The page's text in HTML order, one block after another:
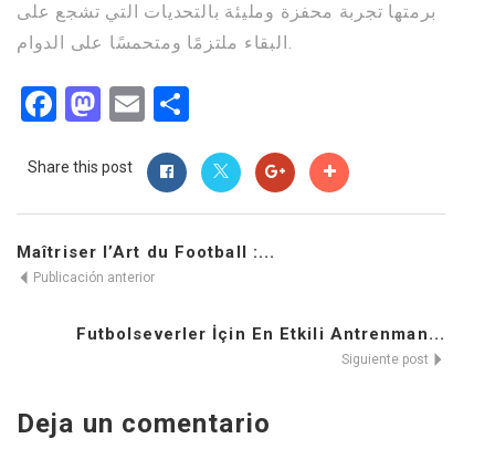
برمتها تجربة محفزة ومليئة بالتحديات التي تشجع على
البقاء ملتزمًا ومتحمسًا على الدوام.
Facebook
Mastodon
Email
Share this post
Maîtriser l’Art du Football :...
Publicación anterior
Futbolseverler İçin En Etkili Antrenman...
Siguiente post
Deja un comentario